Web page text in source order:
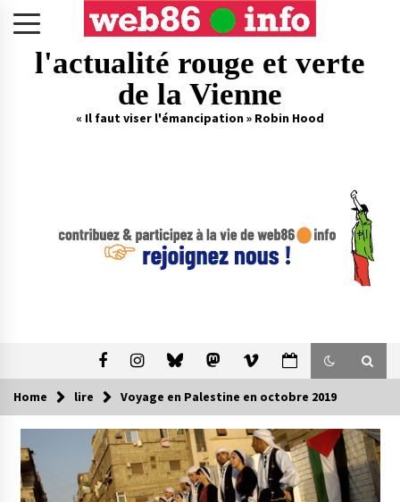
l'actualité rouge et verte
de la Vienne
« Il faut viser l'émancipation » Robin Hood
Home lire Voyage en Palestine en octobre 2019